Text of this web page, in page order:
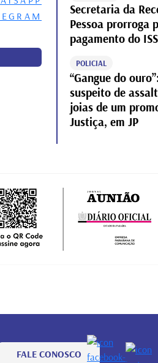
Secretaria da
Pessoa prorroga
pagamento do
POLICIAL
“Gangue do
suspeito de
joias de um
Justiça, em JP
FALE CONOSCO